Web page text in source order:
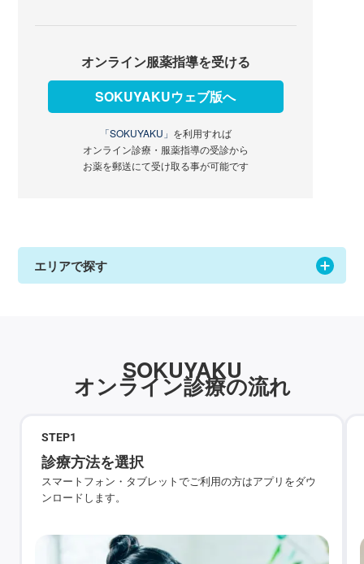
オンライン服薬指導を受ける
SOKUYAKUウェブ版へ
「SOKUYAKU」 を利用すれば
オンライン診療・服薬指導の受診から
お薬を郵送にて受け取る事が可能です
エリアで探す
SOKUYAKU
オンライン診療の流れ
STEP1
診療方法を選択
スマートフォン・タブレットでご利用の方はアプリをダウ
ンロードします。